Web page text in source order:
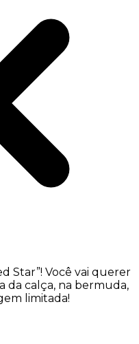
Star”! Você vai querer
da calça, na bermuda,
limitada!